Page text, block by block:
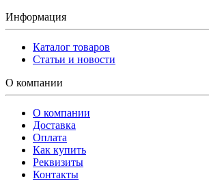
Информация
Каталог товаров
Статьи и новости
О компании
О компании
Доставка
Оплата
Как купить
Реквизиты
Контакты